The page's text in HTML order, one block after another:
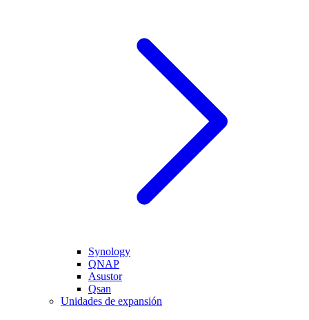
Synology
QNAP
Asustor
Qsan
Unidades de expansión